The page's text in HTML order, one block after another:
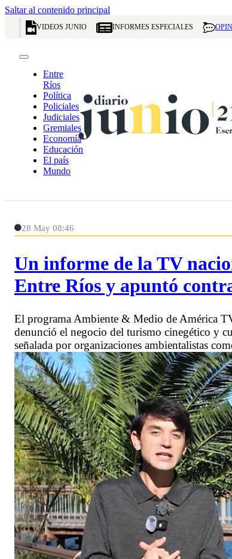
Saltar al contenido principal
VIDEOS JUNIO INFORMES ESPECIALES
Entre
Ríos
Política
Policiales
Judiciales
Gremiales
Economía
Educación
El país
Mundo
28 May 08:46
Un informe de la TV
Entre Ríos y apuntó
El programa Ambiente & Medio de América
denunció el negocio del turismo cinegético y
señalada por organizaciones ambientalistas